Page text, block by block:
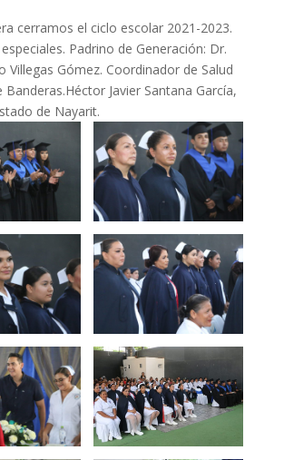
cerramos el ciclo escolar 2021-2023.
Padrino de Generación: Dr.
Villegas Gómez. Coordinador de Salud
Banderas.Héctor Javier Santana García,
de Nayarit.